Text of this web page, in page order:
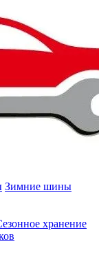
Зимние шины
хранение